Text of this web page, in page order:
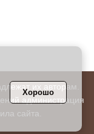
их авторам.
администрация
сайта
Хорошо